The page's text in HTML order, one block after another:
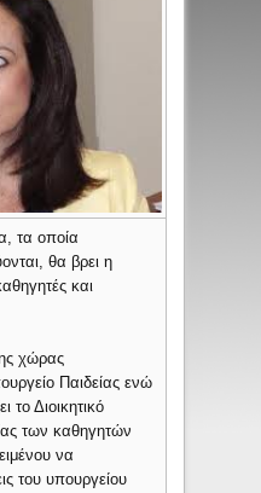
τα οποία
θα βρει η
και
χώρας
Παιδείας ενώ
το Διοικητικό
των καθηγητών
να
του υπουργείου